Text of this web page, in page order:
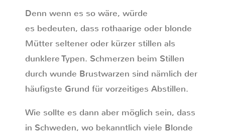
Denn wenn es so wäre, würde
es bedeuten, dass rothaarige oder blonde
Mütter seltener oder kürzer stillen als
dunklere Typen. Schmerzen beim Stillen
durch wunde Brustwarzen sind nämlich der
häufigste Grund für vorzeitiges Abstillen.
Wie sollte es dann aber möglich sein, dass
in Schweden, wo bekanntlich viele Blonde